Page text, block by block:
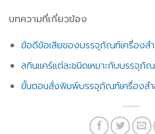
บทความที่เกี่ยวข้อง
ข้อดีข้อเสียของบรรจุภัณฑ์เครื่องส
สกินแคร์แต่ละชนิดเหมาะกับบรรจุภั
ขั้นตอนสั่งพิมพ์บรรจุภัณฑ์เครื่องส